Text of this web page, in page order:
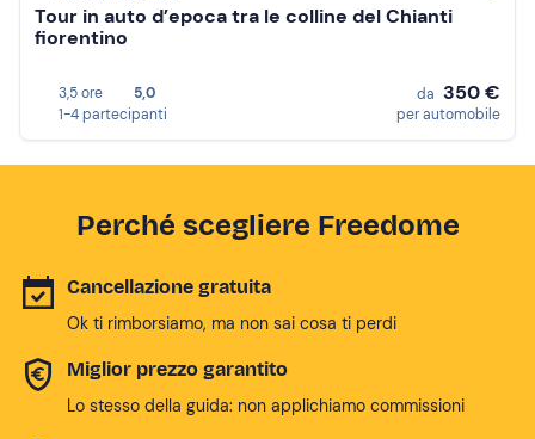
Tour in auto d’epoca tra le colline del Chianti
fiorentino
3,5 ore
5,0
1-4 partecipanti
da 350 €
per automobile
Perché scegliere Freedome
Cancellazione gratuita
Ok ti rimborsiamo, ma non sai cosa ti perdi
Miglior prezzo garantito
Lo stesso della guida: non applichiamo commissioni